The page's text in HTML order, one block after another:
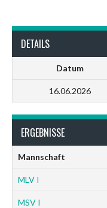
DETAILS
Datum
16.06.2026
ERGEBNISSE
Mannschaft
MLV I
MSV I